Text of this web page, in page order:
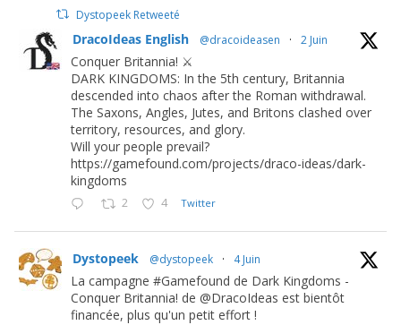
Dystopeek Retweeté
DracoIdeas English @dracoideasen · 2 Juin
Conquer Britannia! ⚔️
DARK KINGDOMS: In the 5th century, Britannia
descended into chaos after the Roman withdrawal.
The Saxons, Angles, Jutes, and Britons clashed over
territory, resources, and glory.
Will your people prevail?
https://gamefound.com/projects/draco-ideas/dark-
kingdoms
2 4 Twitter
Dystopeek @dystopeek · 4 Juin
La campagne #Gamefound de Dark Kingdoms -
Conquer Britannia! de @DracoIdeas est bientôt
financée, plus qu'un petit effort !